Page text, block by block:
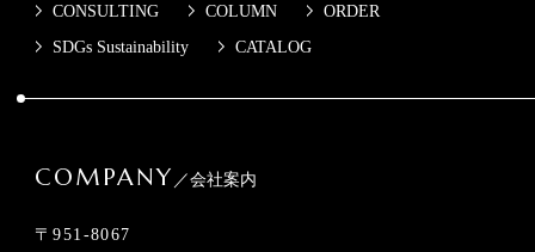
CONSULTING
COLUMN
ORDER
SDGs Sustainability
CATALOG
COMPANY ／会社案内
〒951-8067